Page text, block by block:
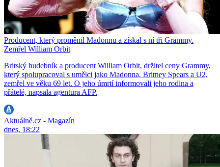
Producent, který proměnil Madonnu a získal s ní tři Grammy.
Zemřel William Orbit
Britský hudebník a producent William Orbit, držitel ceny Grammy,
který spolupracoval s umělci jako Madonna, Britney Spears a U2,
zemřel ve věku 69 let. O jeho úmrtí informovali jeho rodina a
přátelé, napsala agentura AFP.
Aktuálně.cz - Magazín
dnes, 18:22